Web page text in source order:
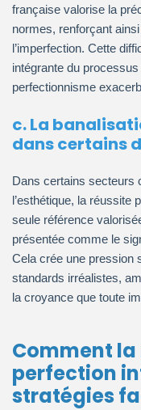
française valorise la
normes, renforçant ainsi
l’imperfection. Cette
intégrante du
perfectionnisme
c. La
dans certains
Dans certains secteurs
l’esthétique, la réussite
seule référence
présentée comme le
Cela crée une pression
standards irréalistes,
la croyance que toute
Comment
perfection
stratégies